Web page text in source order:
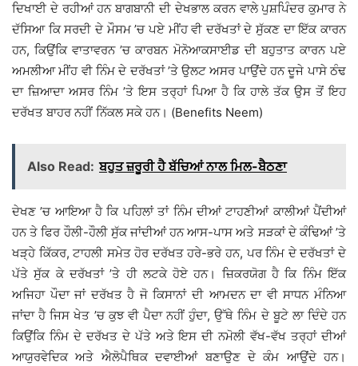
ਦਿਖਾਈ ਦੇ ਰਹੀਆਂ ਹਨ ਬਾਗਬਾਨੀ ਦੀ ਦੇਖਭਾਲ ਕਰਨ ਵਾਲੇ ਪੁਸ਼ਪਿੰਦਰ ਕੁਮਾਰ ਨੇ
ਦੱਸਿਆ ਕਿ ਸਰਦੀ ਦੇ ਮੌਸਮ ’ਚ ਪਏ ਮੀਂਹ ਵੀ ਦਰੱਖਤਾਂ ਦੇ ਸੁੱਕਣ ਦਾ ਇੱਕ ਕਾਰਨ
ਹਨ, ਕਿਉਂਕਿ ਵਾਤਾਵਰਨ ’ਚ ਕਾਰਬਨ ਮੋਨੋਆਕਸਾਈਡ ਦੀ ਬਹੁਤਾਤ ਕਾਰਨ ਪਏ
ਅਮਲੀਆ ਮੀਂਹ ਵੀ ਨਿੰਮ ਦੇ ਦਰੱਖਤਾਂ ’ਤੇ ਉਲਟ ਅਸਰ ਪਾਉਂਦੇ ਹਨ ਦੂਜੇ ਪਾਸੇ ਠੰਢ
ਦਾ ਜ਼ਿਆਦਾ ਅਸਰ ਨਿੰਮ ’ਤੇ ਇਸ ਤਰ੍ਹਾਂ ਪਿਆ ਹੈ ਕਿ ਹਾਲੇ ਤੱਕ ਉਸ ਤੋਂ ਇਹ
ਦਰੱਖਤ ਬਾਹਰ ਨਹੀਂ ਨਿੱਕਲ ਸਕੇ ਹਨ। (Benefits Neem)
Also Read: ਬਹੁਤ ਜ਼ਰੂਰੀ ਹੈ ਬੱਚਿਆਂ ਨਾਲ ਮਿਲ-ਬੈਠਣਾ
ਦੇਖਣ ’ਚ ਆਇਆ ਹੈ ਕਿ ਪਹਿਲਾਂ ਤਾਂ ਨਿੰਮ ਦੀਆਂ ਟਾਹਣੀਆਂ ਕਾਲੀਆਂ ਪੈਂਦੀਆਂ
ਹਨ ਤੇ ਫਿਰ ਹੌਲੀ-ਹੌਲੀ ਸੁੱਕ ਜਾਂਦੀਆਂ ਹਨ ਆਸ-ਪਾਸ ਅਤੇ ਸੜਕਾਂ ਦੇ ਕੰਢਿਆਂ ’ਤੇ
ਖੜ੍ਹੇ ਕਿੱਕਰ, ਟਾਹਲੀ ਸਮੇਤ ਹੋਰ ਦਰੱਖਤ ਹਰੇ-ਭਰੇ ਹਨ, ਪਰ ਨਿੰਮ ਦੇ ਦਰੱਖਤਾਂ ਦੇ
ਪੱਤੇ ਸੁੱਕ ਕੇ ਦਰੱਖਤਾਂ ’ਤੇ ਹੀ ਲਟਕੇ ਹੋਏ ਹਨ। ਜ਼ਿਕਰਯੋਗ ਹੈ ਕਿ ਨਿੰਮ ਇੱਕ
ਅਜਿਹਾ ਪੌਦਾ ਜਾਂ ਦਰੱਖਤ ਹੈ ਜੋ ਕਿਸਾਨਾਂ ਦੀ ਆਮਦਨ ਦਾ ਵੀ ਸਾਧਨ ਮੰਨਿਆ
ਜਾਂਦਾ ਹੈ ਜਿਸ ਖੇਤ ’ਚ ਕੁਝ ਵੀ ਪੈਦਾ ਨਹੀਂ ਹੁੰਦਾ, ਉੱਥੇ ਨਿੰਮ ਦੇ ਬੂਟੇ ਲਾ ਦਿੰਦੇ ਹਨ
ਕਿਉਂਕਿ ਨਿੰਮ ਦੇ ਦਰੱਖਤ ਦੇ ਪੱਤੇ ਅਤੇ ਇਸ ਦੀ ਨਮੋਲੀ ਵੱਖ-ਵੱਖ ਤਰ੍ਹਾਂ ਦੀਆਂ
ਆਯੁਰਵੇਦਿਕ ਅਤੇ ਐਲੋਪੈਥਿਕ ਦਵਾਈਆਂ ਬਣਾਉਣ ਦੇ ਕੰਮ ਆਉਂਦੇ ਹਨ।